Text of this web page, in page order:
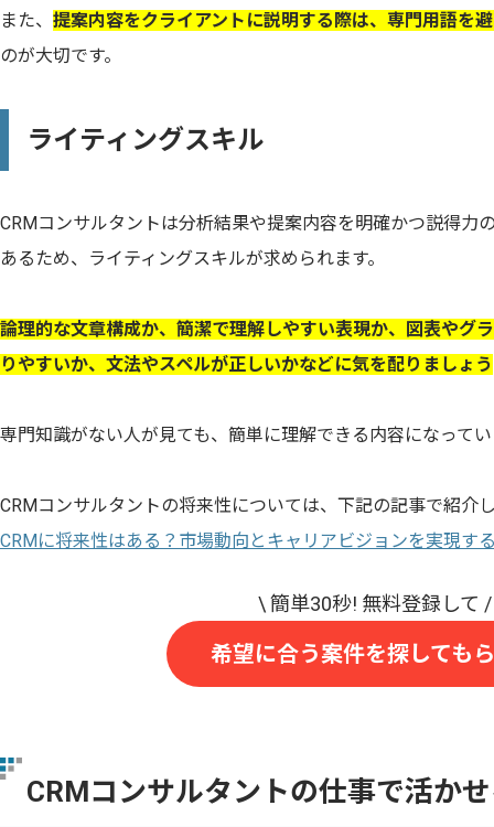
また、 提案内容をクライアントに説明する際は、専門用語を
のが大切です。
ライティングスキル
CRMコンサルタントは分析結果や提案内容を明確かつ説得力
あるため、ライティングスキルが求められます。
論理的な文章構成か、簡潔で理解しやすい表現か、図表やグ
りやすいか、文法やスペルが正しいかなどに気を配りましょう
専門知識がない人が見ても、簡単に理解できる内容になって
CRMコンサルタントの将来性については、下記の記事で紹介
CRMに将来性はある？市場動向とキャリアビジョンを実現す
希望に合う案件を探しても
CRMコンサルタントの仕事で活か